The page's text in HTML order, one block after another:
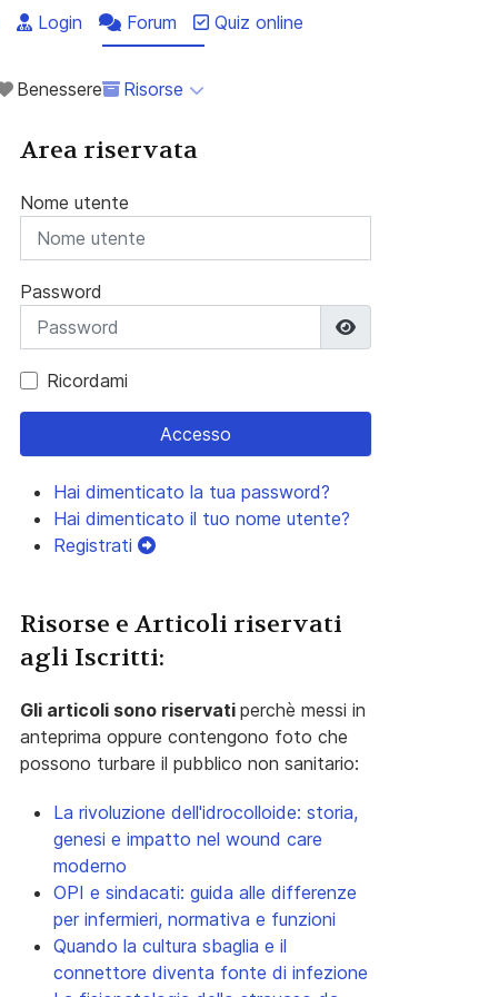
Login Forum Quiz online
Benessere Risorse
Area riservata
Nome utente
Password
Ricordami
Accesso
Hai dimenticato la tua password?
Hai dimenticato il tuo nome utente?
Registrati
Risorse e Articoli riservati
agli Iscritti:
Gli articoli sono riservati perchè messi in
anteprima oppure contengono foto che
possono turbare il pubblico non sanitario:
La rivoluzione dell'idrocolloide: storia,
genesi e impatto nel wound care
moderno
OPI e sindacati: guida alle differenze
per infermieri, normativa e funzioni
Quando la cultura sbaglia e il
connettore diventa fonte di infezione